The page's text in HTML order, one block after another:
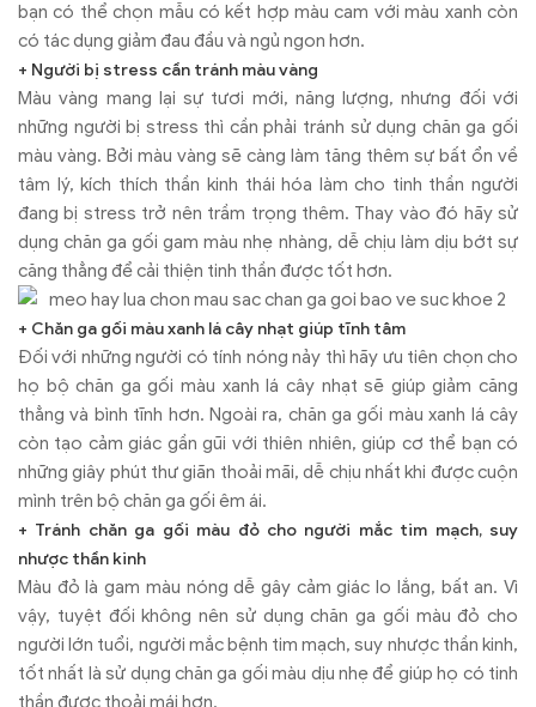
bạn có thể chọn mẫu có kết hợp màu cam với màu xanh còn
có tác dụng giảm đau đầu và ngủ ngon hơn.
+ Người bị stress cần tránh màu vàng
Màu vàng mang lại sự tươi mới, năng lượng, nhưng đối với
những người bị stress thì cần phải tránh sử dụng chăn ga gối
màu vàng. Bởi màu vàng sẽ càng làm tăng thêm sự bất ổn về
tâm lý, kích thích thần kinh thái hóa làm cho tinh thần người
đang bị stress trở nên trầm trọng thêm. Thay vào đó hãy sử
dụng chăn ga gối gam màu nhẹ nhàng, dễ chịu làm dịu bớt sự
căng thẳng để cải thiện tinh thần được tốt hơn.
+ Chăn ga gối màu xanh lá cây nhạt giúp tĩnh tâm
Đối với những người có tính nóng nảy thì hãy ưu tiên chọn cho
họ bộ chăn ga gối màu xanh lá cây nhạt sẽ giúp giảm căng
thẳng và bình tĩnh hơn. Ngoài ra, chăn ga gối màu xanh lá cây
còn tạo cảm giác gần gũi với thiên nhiên, giúp cơ thể bạn có
những giây phút thư giãn thoải mãi, dễ chịu nhất khi được cuộn
mình trên bộ chăn ga gối êm ái.
+ Tránh chăn ga gối màu đỏ cho người mắc tim mạch, suy
nhược thần kinh
Màu đỏ là gam màu nóng dễ gây cảm giác lo lắng, bất an. Vì
vậy, tuyệt đối không nên sử dụng chăn ga gối màu đỏ cho
người lớn tuổi, người mắc bệnh tim mạch, suy nhược thần kinh,
tốt nhất là sử dụng chăn ga gối màu dịu nhẹ để giúp họ có tinh